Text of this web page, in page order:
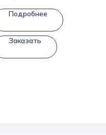
Подробнее
Заказать